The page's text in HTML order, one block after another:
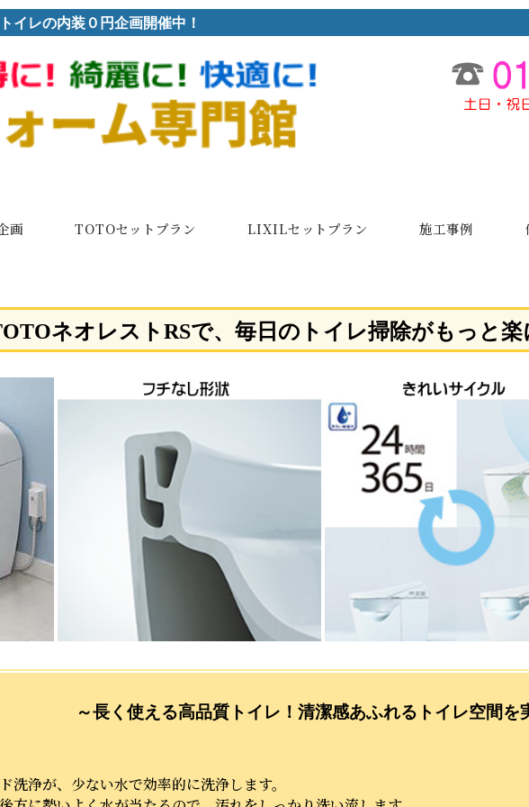
イレの内装０円企画開催中！
画 TOTOセットプラン LIXILセットプラン 施工事例
ネオレストRSで、毎日のトイレ掃除がもっと楽
～長く使える高品質トイレ！清潔感あふれるトイレ空間を
洗浄が、少ない水で効率的に洗浄します。